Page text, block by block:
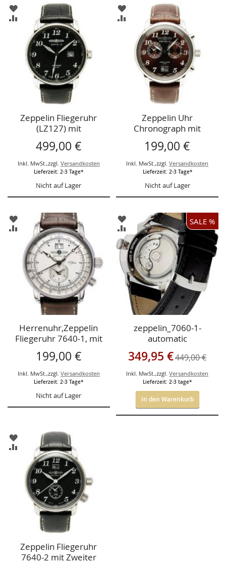
ZUR
WUNSCHLISTE
HINZUFÜGEN
ZUR
VERGLEICHSLISTE
HINZUFÜGEN
Zeppelin Fliegeruhr
(LZ127) mit
7652-2)
499,00 €
Inkl. MwSt. ,zzgl. Versandkosten
Lieferzeit: 2-3 Tage*
Nicht auf Lager
ZUR
WUNSCHLISTE
HINZUFÜGEN
ZUR
VERGLEICHSLISTE
HINZUFÜGEN
Zeppelin Uhr
Chronograph mit
3
199,00 €
Inkl. MwSt.,zzgl.Versandkosten
Lieferzeit: 2-3 Tage*
Nicht auf Lager
ZUR
WUNSCHLISTE
HINZUFÜGEN
ZUR
VERGLEICHSLISTE
HINZUFÜGEN
Herrenuhr,Zeppelin
Fliegeruhr 7640-1, mit
Zweiter Zeitzone und
Grossdatum, 100Jahre
Zeppelin
199,00 €
Inkl. MwSt.,zzgl. Versandkosten
Lieferzeit: 2-3 Tage*
Nicht auf Lager
ZUR
WUNSCHLISTE
HINZUFÜGEN
ZUR
VERGLEICHSLISTE
HINZUFÜGEN
SALE %
zeppelin_7060-1-
automatic
Sonderangebot
349,95 €449,00 €
Inkl. MwSt.,zzgl.Versandkosten
Lieferzeit: 2-3 tage*
In den Warenkorb
ZUR
WUNSCHLISTE
HINZUFÜGEN
ZUR
VERGLEICHSLISTE
HINZUFÜGEN
Zeppelin Fliegeruhr
7640-2 mit Zweiter